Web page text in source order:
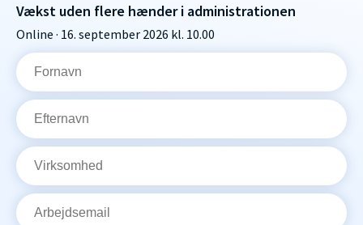
Vækst uden flere hænder i administrationen
Online · 16. september 2026 kl. 10.00
Fornavn
Efternavn
Virksomhed
Arbejdsemail